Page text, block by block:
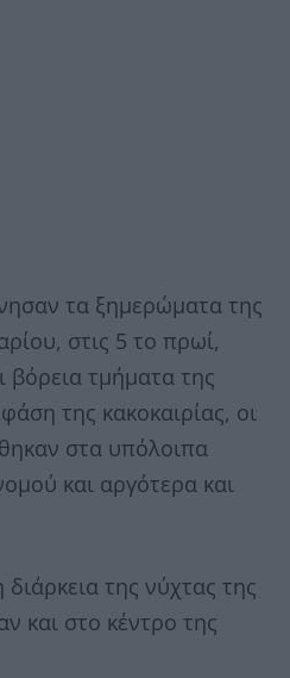
τα ξημερώματα της
στις 5 το πρωί,
βόρεια τμήματα της
της κακοκαιρίας, οι
στα υπόλοιπα
και αργότερα και
της νύχτας της
και στο κέντρο της